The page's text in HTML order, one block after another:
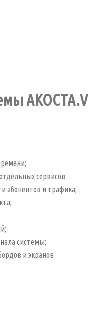
AKOCTA.V
сервисов
абонентов и трафика;
системы;
и экранов